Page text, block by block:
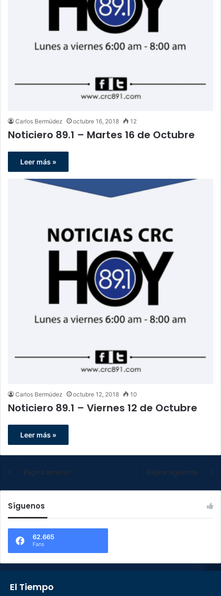
Carlos Bermúdez octubre 16, 2018 12
Noticiero 89.1 – Martes 16 de Octubre
Leer más »
Carlos Bermúdez octubre 12, 2018 10
Noticiero 89.1 – Viernes 12 de Octubre
Leer más »
Página anterior Página siguiente
Síguenos
62.665
Fans
El Tiempo